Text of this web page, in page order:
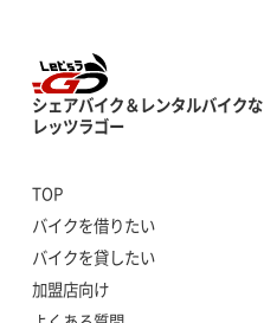
シェアバイク＆レンタルバイク
レッツラゴー
TOP
バイクを借りたい
バイクを貸したい
加盟店向け